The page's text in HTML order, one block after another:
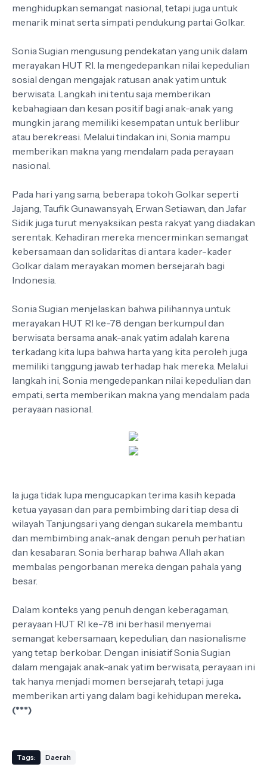
menghidupkan semangat nasional, tetapi juga untuk
menarik minat serta simpati pendukung partai Golkar.
Sonia Sugian mengusung pendekatan yang unik dalam
merayakan HUT RI. Ia mengedepankan nilai kepedulian
sosial dengan mengajak ratusan anak yatim untuk
berwisata. Langkah ini tentu saja memberikan
kebahagiaan dan kesan positif bagi anak-anak yang
mungkin jarang memiliki kesempatan untuk berlibur
atau berekreasi. Melalui tindakan ini, Sonia mampu
memberikan makna yang mendalam pada perayaan
nasional.
Pada hari yang sama, beberapa tokoh Golkar seperti
Jajang, Taufik Gunawansyah, Erwan Setiawan, dan Jafar
Sidik juga turut menyaksikan pesta rakyat yang diadakan
serentak. Kehadiran mereka mencerminkan semangat
kebersamaan dan solidaritas di antara kader-kader
Golkar dalam merayakan momen bersejarah bagi
Indonesia.
Sonia Sugian menjelaskan bahwa pilihannya untuk
merayakan HUT RI ke-78 dengan berkumpul dan
berwisata bersama anak-anak yatim adalah karena
terkadang kita lupa bahwa harta yang kita peroleh juga
memiliki tanggung jawab terhadap hak mereka. Melalui
langkah ini, Sonia mengedepankan nilai kepedulian dan
empati, serta memberikan makna yang mendalam pada
perayaan nasional.
Ia juga tidak lupa mengucapkan terima kasih kepada
ketua yayasan dan para pembimbing dari tiap desa di
wilayah Tanjungsari yang dengan sukarela membantu
dan membimbing anak-anak dengan penuh perhatian
dan kesabaran. Sonia berharap bahwa Allah akan
membalas pengorbanan mereka dengan pahala yang
besar.
Dalam konteks yang penuh dengan keberagaman,
perayaan HUT RI ke-78 ini berhasil menyemai
semangat kebersamaan, kepedulian, dan nasionalisme
yang tetap berkobar. Dengan inisiatif Sonia Sugian
dalam mengajak anak-anak yatim berwisata, perayaan ini
tak hanya menjadi momen bersejarah, tetapi juga
memberikan arti yang dalam bagi kehidupan mereka.
(***)
Tags: Daerah